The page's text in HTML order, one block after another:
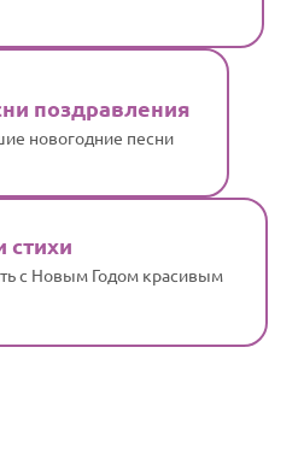
поздравления
новогодние песни
стихи
с Новым Годом красивым